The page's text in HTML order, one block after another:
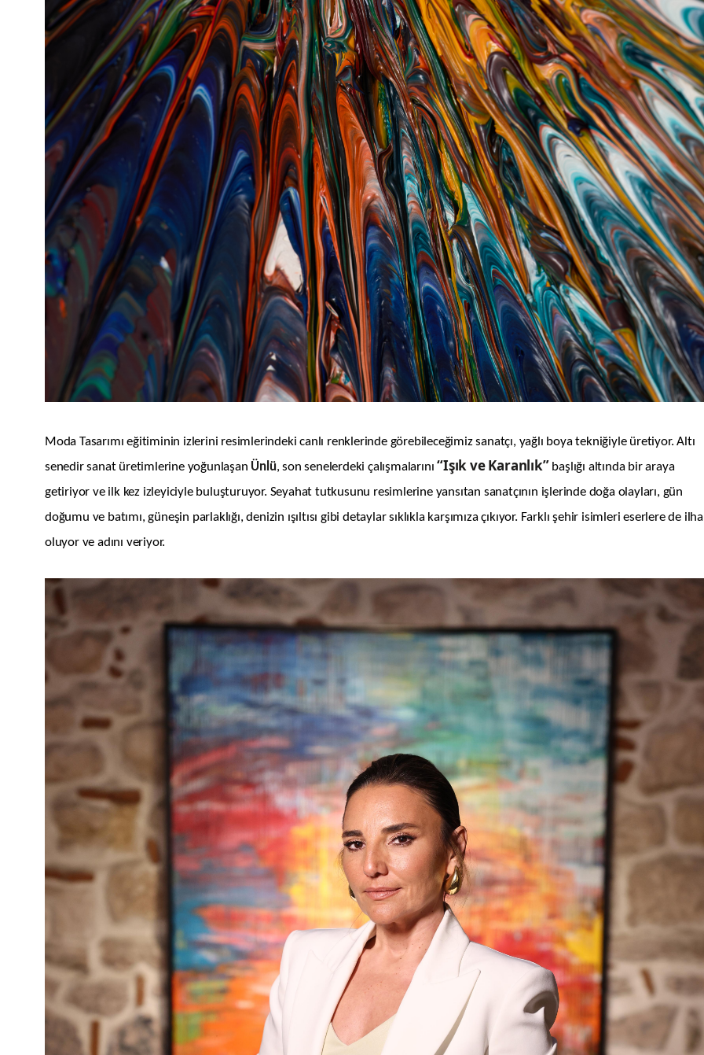
Moda Tasarımı eğitiminin izlerini resimlerindeki canlı renklerinde görebileceğimiz sanatçı, yağlı boya tekniğiyle üretiyor. Altı
senedir sanat üretimlerine yoğunlaşan Ünlü, son senelerdeki çalışmalarını“Işık ve Karanlık” başlığı altında bir araya
getiriyor ve ilk kez izleyiciyle buluşturuyor. Seyahat tutkusunu resimlerine yansıtan sanatçının işlerinde doğa olayları, gün
doğumu ve batımı, güneşin parlaklığı, denizin ışıltısı gibi detaylar sıklıkla karşımıza çıkıyor. Farklı şehir isimleri eserlere de
oluyor ve adını veriyor.